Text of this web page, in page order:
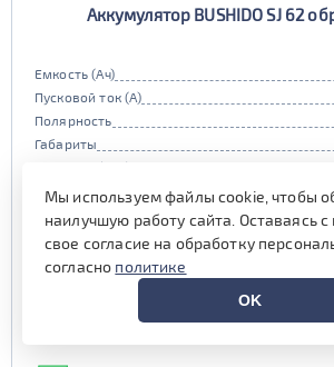
Аккумулятор BUSHIDO SJ 62
Емкость (Ач)
Пусковой ток (А)
Полярность
Габариты
Гарантия (мес)
i Цена:
Выгода на обслуживании от
Мы используем файлы cookie, чтобы
наилучшую работу сайта. Оставаясь
свое согласие на обработку
согласно политике
OK